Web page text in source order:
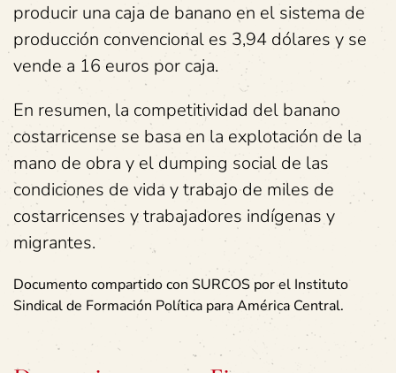
producir una caja de banano en el sistema de
producción convencional es 3,94 dólares y se
vende a 16 euros por caja.
En resumen, la competitividad del banano
costarricense se basa en la explotación de la
mano de obra y el dumping social de las
condiciones de vida y trabajo de miles de
costarricenses y trabajadores indígenas y
migrantes.
Documento compartido con SURCOS por el Instituto
Sindical de Formación Política para América Central.